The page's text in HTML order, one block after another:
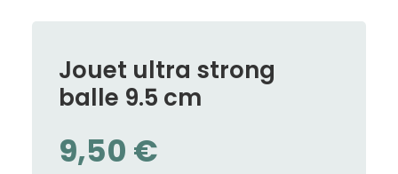
Jouet ultra strong
balle 9.5 cm
9,50 €